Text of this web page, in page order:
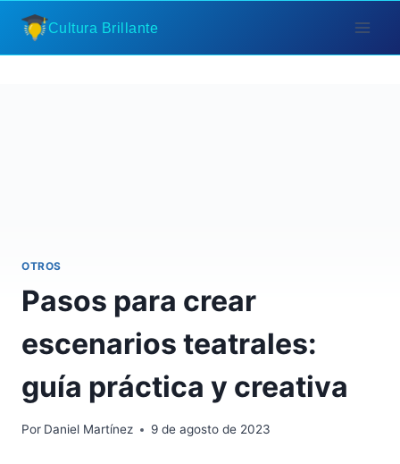
Saltar
contenido
Cultura Brillante
OTROS
Pasos para crear
escenarios teatrales:
guía práctica y creativa
Por Daniel Martínez 9 de agosto de 2023